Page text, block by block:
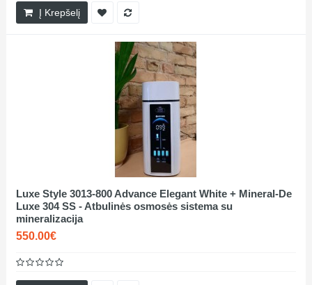
Į Krepšelį
Luxe Style 3013-800 Advance Elegant White + Mineral-De
Luxe 304 SS - Atbulinės osmosės sistema su
mineralizacija
550.00€